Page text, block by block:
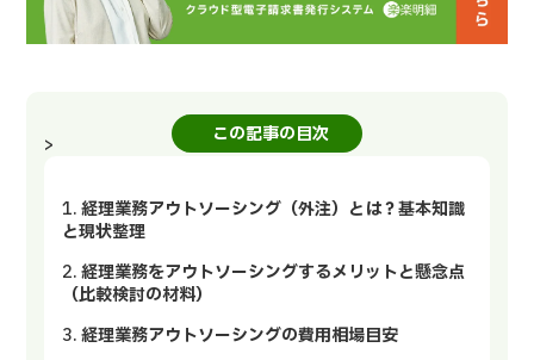
この記事の目次
>
経理業務アウトソーシング（外注）とは？基本知識
と現状整理
経理業務をアウトソーシングするメリットと懸念点
（比較検討の材料）
経理業務アウトソーシングの費用相場目安